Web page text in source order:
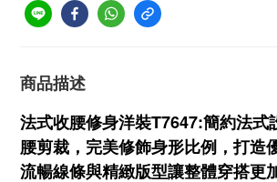
商品描述
法式收腰修身洋裝T7647:簡約法式
腰剪裁，完美修飾身形比例，打造
流暢線條與精緻版型讓整體穿搭更